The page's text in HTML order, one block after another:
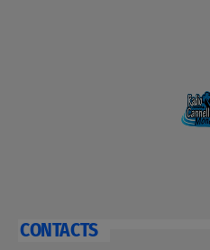
CONTACTS